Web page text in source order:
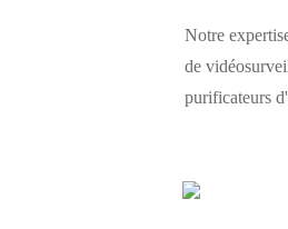
Notre
de
purificateurs